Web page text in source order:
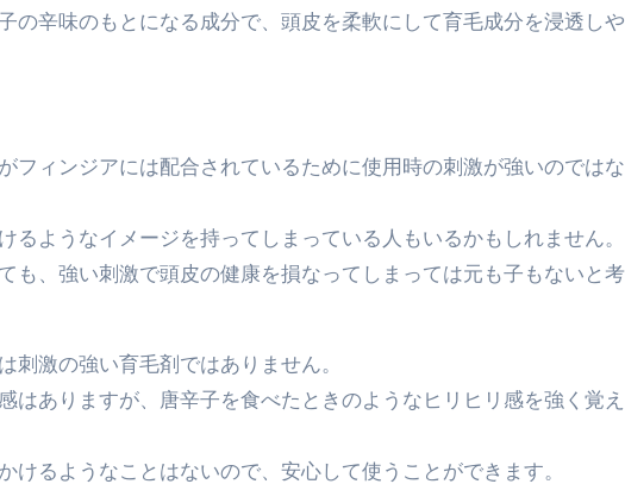
ラックでも毎日「ビットコイン」がもらえる超お得アプリ
ありえる？日経平均40000円を妄想シナリオ検証してみた！ズボラ株
リエイト【稼げるキーワード】一覧※YouTubeブログSNS共通
】融資受けるなら”コレ”を確実に取り組むべき！ #shorts
フリーランス必見！入金前の売上をすぐに現金で受け取る方法
年最新】金融ブラックでも可能な資金調達法3選！#shorts
の辛味のもとになる成分で、頭皮を柔軟にして育毛成分を浸透し
フィンジアには配合されているために使用時の刺激が強いのでは
るようなイメージを持ってしまっている人もいるかもしれません。
も、強い刺激で頭皮の健康を損なってしまっては元も子もないと
刺激の強い育毛剤ではありません。
はありますが、唐辛子を食べたときのようなヒリヒリ感を強く覚
けるようなことはないので、安心して使うことができます。